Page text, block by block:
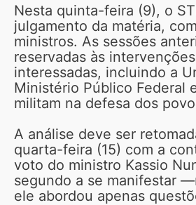
Nesta quinta-feira (9), o
julgamento da matéria,
ministros. As sessões
reservadas às
interessadas, incluindo a
Ministério Público Federal
militam na defesa dos
A análise deve ser
quarta-feira (15) com a
voto do ministro Kassio
segundo a se manifestar
ele abordou apenas